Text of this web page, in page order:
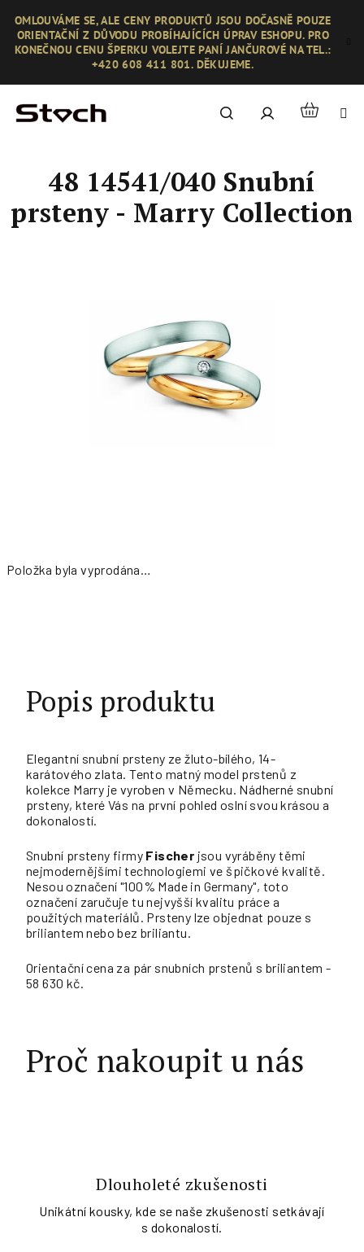
obsah
OMLOUVÁME SE, ALE CENY PRODUKTŮ JSOU DOČASNĚ POUZE
ORIENTAČNÍ Z DŮVODU PROBÍHAJÍCÍCH ÚPRAV ESHOPU. PRO
KONEČNOU CENU ŠPERKU VOLEJTE PANÍ JANČUROVÉ NA TEL.:
+420 608 411 801. DĚKUJEME.
Hledat PřihlášeníNákupní
Položka byla vyprodána…
48 14541/040 Snubní
prsteny - Marry Collection
Popis produktu
Elegantní snubní prsteny ze žluto-bílého, 14-
karátového zlata. Tento matný model prstenů z
kolekce Marry je vyroben v Německu. Nádherné snubní
prsteny, které Vás na první pohled oslní svou krásou a
dokonalostí.
Snubní prsteny firmy Fischer jsou vyráběny těmi
nejmodernějšími technologiemi ve špičkové kvalitě.
Nesou označení "100% Made in Germany", toto
označení zaručuje tu nejvyšší kvalitu práce a
použitých materiálů. Prsteny lze objednat pouze s
briliantem nebo bez briliantu.
Orientační cena za pár snubních prstenů s briliantem -
58 630 kč.
Proč nakoupit u nás
Dlouholeté zkušenosti
Unikátní kousky, kde se naše zkušenosti setkávají
s dokonalostí.